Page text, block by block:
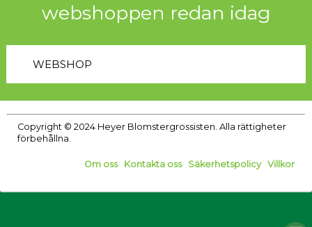
webshoppen redan idag
WEBSHOP
Copyright © 2024 Heyer Blomstergrossisten. Alla rättigheter
förbehållna.
Om oss| Kontakta oss| Säkerhetspolicy| Villkor